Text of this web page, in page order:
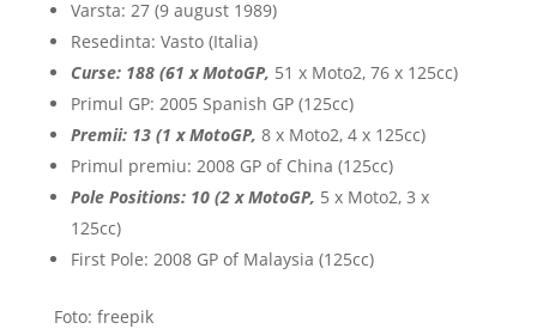
Varsta: 27 (9 august 1989)
Resedinta: Vasto (Italia)
Curse: 188 (61 x MotoGP, 51 x Moto2, 76 x 125cc)
Primul GP: 2005 Spanish GP (125cc)
Premii: 13 (1 x MotoGP, 8 x Moto2, 4 x 125cc)
Primul premiu: 2008 GP of China (125cc)
Pole Positions: 10 (2 x MotoGP, 5 x Moto2, 3 x
125cc)
First Pole: 2008 GP of Malaysia (125cc)
Foto: freepik